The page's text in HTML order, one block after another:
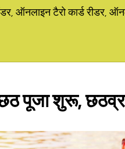
ऑनलाइन टैरो कार्ड रीडर,
पूजा शुरू,